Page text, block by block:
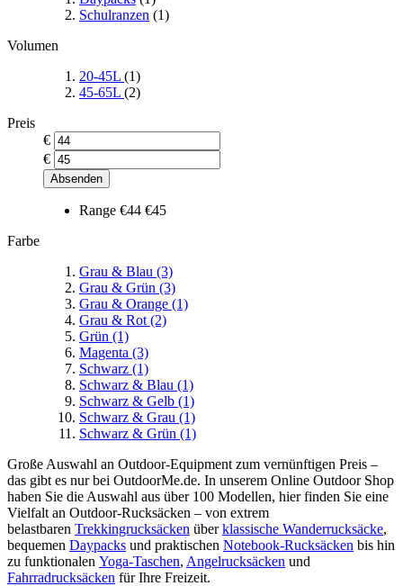
Schulranzen (1)
Volumen
20-45L (1)
45-65L (2)
Preis
€
€
Absenden
Range €44 €45
Farbe
Grau & Blau (3)
Grau & Grün (3)
Grau & Orange (1)
Grau & Rot (2)
Grün (1)
Magenta (3)
Schwarz (1)
Schwarz & Blau (1)
Schwarz & Gelb (1)
Schwarz & Grau (1)
Schwarz & Grün (1)
Große Auswahl an Outdoor-Equipment zum vernünftigen Preis –
das gibt es nur bei OutdoorMe.de. In unserem Online Outdoor Shop
haben Sie die Auswahl aus über 100 Modellen, hier finden Sie eine
Vielfalt an Outdoor-Rucksäcken – von extrem
belastbaren Trekkingrucksäcken überklassische Wanderrucksäcke,
bequemen Daypacks und praktischen Notebook-Rucksäcken bis hin
zu funktionalen Yoga-Taschen, Angelrucksäcken und
Fahrradrucksäcken für Ihre Freizeit.